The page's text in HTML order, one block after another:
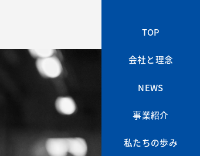
TOP
会社と理念
NEWS
事業紹介
私たちの歩み
TOP
会社と理念
NEWS
事業紹介
私たちの歩み